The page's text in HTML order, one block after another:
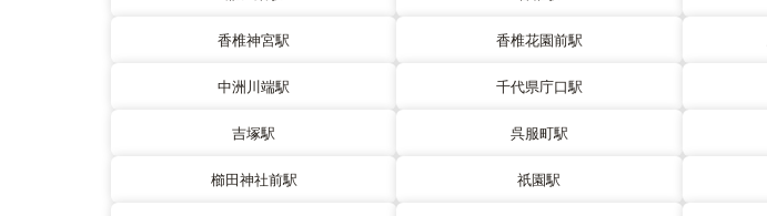
香椎神宮駅 香椎花園前駅
中洲川端駅 千代県庁口駅
吉塚駅 呉服町駅
櫛田神社前駅 祇園駅